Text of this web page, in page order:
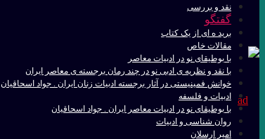
نقد و بررسی
گفتگو
برید ه ای از یک کتاب
مقالات خاص
با بوطیقای نو در ادبیات معاصر
با نقد و نظریه ی ادبی نو در چند رمان برجسته ی معاصر ایران
خوانش فمینیستی در آثار برجسته ادبیات زنان ایران . جواد اسحاقیان
ادبیات و فلسفه
با بوطیقای نو در ادبیات معاصر ایران . جواد اسحاقیان
روان شناسی و ادبیات
امیر ارسلان